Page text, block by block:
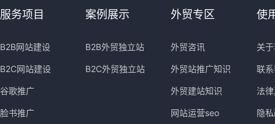
服务项目
B2B网站建设
B2C网站建设
谷歌推广
脸书推广
案例展示
B2B外贸独立站
B2C外贸独立站
外贸专区
外贸咨讯
外贸站推广知识
外贸建站知识
网站运营seo
使
关
联
法
隐